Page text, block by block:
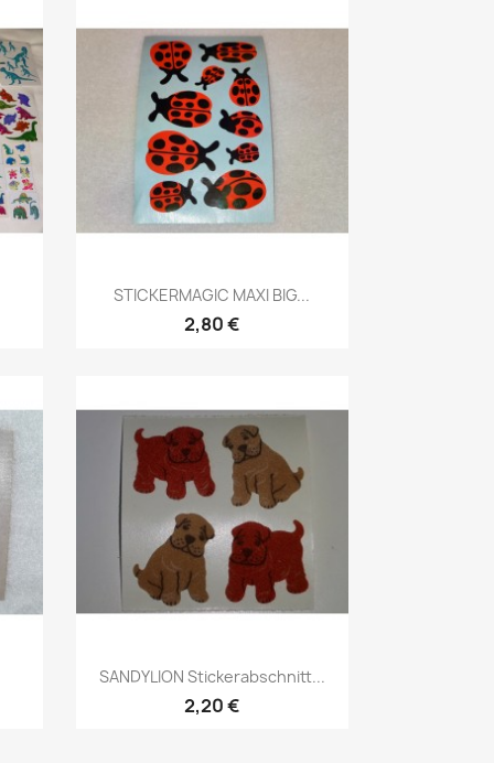
STICKERMAGIC MAXI BIG...
2,80 €
SANDYLION Stickerabschnitt...
2,20 €